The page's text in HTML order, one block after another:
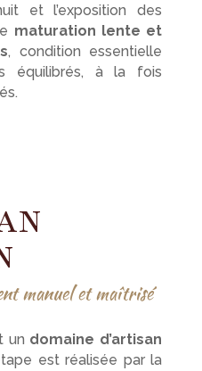
et l’exposition des
maturation lente et
, condition essentielle
équilibrés, à la fois
manuel et maîtrisé
un domaine d’artisan
est réalisée par la